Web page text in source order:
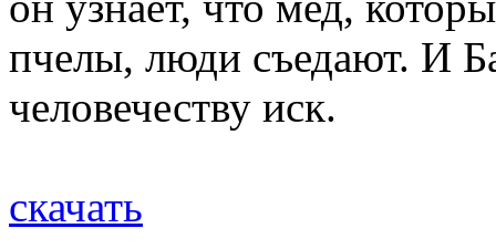
пчелы, люди съедают. И
человечеству иск.
скачать